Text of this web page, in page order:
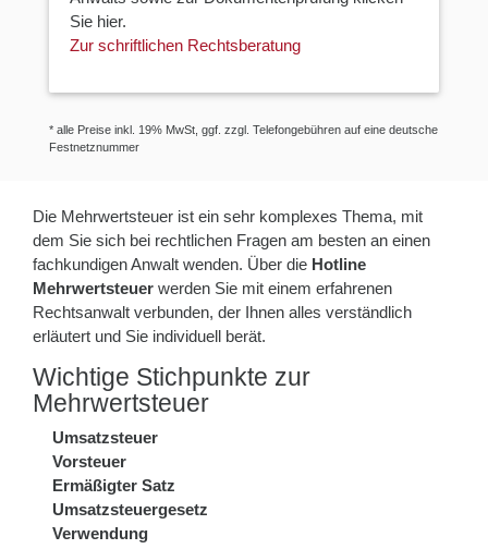
Sie hier.
Zur schriftlichen Rechtsberatung
* alle Preise inkl. 19% MwSt, ggf. zzgl. Telefongebühren auf eine deutsche
Festnetznummer
Die Mehrwertsteuer ist ein sehr komplexes Thema, mit
dem Sie sich bei rechtlichen Fragen am besten an einen
fachkundigen Anwalt wenden. Über die Hotline
Mehrwertsteuer werden Sie mit einem erfahrenen
Rechtsanwalt verbunden, der Ihnen alles verständlich
erläutert und Sie individuell berät.
Wichtige Stichpunkte zur
Mehrwertsteuer
Umsatzsteuer
Vorsteuer
Ermäßigter Satz
Umsatzsteuergesetz
Verwendung